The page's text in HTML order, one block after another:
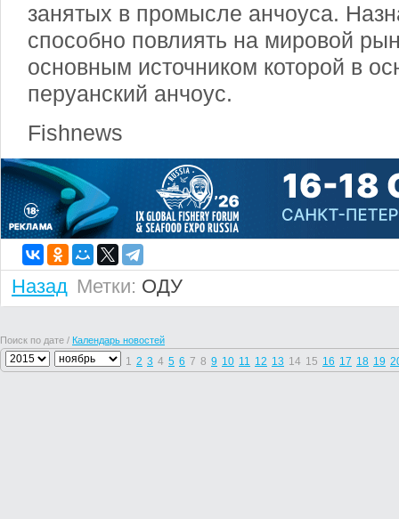
занятых в промысле анчоуса.
способно повлиять на мировой
основным источником которой в
перуанский анчоус.
Fishnews
Назад Метки: ОДУ
Поиск по дате / Календарь новостей
1 2 3 4 5 6 7 8 9 10 11 12 13 14 15 16 17 18 19